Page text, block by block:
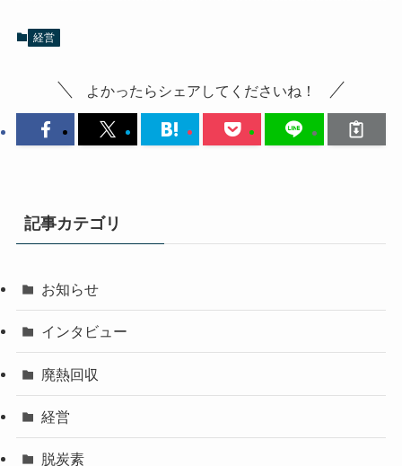
経営
よかったらシェアしてくださいね！
記事カテゴリ
お知らせ
インタビュー
廃熱回収
経営
脱炭素